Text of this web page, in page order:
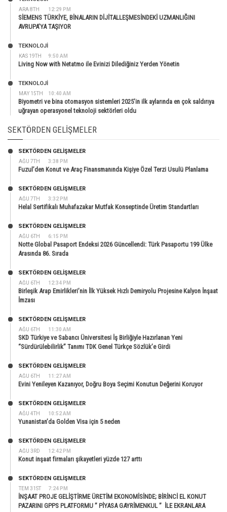
ARA 8TH 12:29 PM
SİEMENS TÜRKİYE, BİNALARIN DİJİTALLEŞMESİNDEKİ UZMANLIĞINI
AVRUPA’YA TAŞIYOR
KAS 19TH 9:50 AM
TEKNOLOJİ
Living Now with Netatmo ile Evinizi Dilediğiniz Yerden Yönetin
MAY 15TH 10:40 AM
TEKNOLOJİ
Biyometri ve bina otomasyon sistemleri 2025’in ilk aylarında en çok saldırıya
uğrayan operasyonel teknoloji sektörleri oldu
SEKTÖRDEN GELIŞMELER
AĞU 7TH 3:38 PM
SEKTÖRDEN GELIŞMELER
Fuzul’den Konut ve Araç Finansmanında Kişiye Özel Terzi Usulü Planlama
AĞU 7TH 3:32 PM
SEKTÖRDEN GELIŞMELER
Helal Sertifikalı Muhafazakar Mutfak Konseptinde Üretim Standartları
AĞU 6TH 6:15 PM
SEKTÖRDEN GELIŞMELER
Notte Global Pasaport Endeksi 2026 Güncellendi: Türk Pasaportu 199 Ülke
Arasında 86. Sırada
AĞU 6TH 12:34 PM
SEKTÖRDEN GELIŞMELER
Birleşik Arap Emirlikleri’nin İlk Yüksek Hızlı Demiryolu Projesine Kalyon İnşaat
İmzası
AĞU 6TH 11:30 AM
SEKTÖRDEN GELIŞMELER
SKD Türkiye ve Sabancı Üniversitesi İş Birliğiyle Hazırlanan Yeni
“Sürdürülebilirlik” Tanımı TDK Genel Türkçe Sözlük’e Girdi
AĞU 6TH 11:27 AM
SEKTÖRDEN GELIŞMELER
Evini Yenileyen Kazanıyor, Doğru Boya Seçimi Konutun Değerini Koruyor
AĞU 4TH 10:52 AM
SEKTÖRDEN GELIŞMELER
Yunanistan’da Golden Visa için 5 neden
AĞU 3RD 12:42 PM
SEKTÖRDEN GELIŞMELER
Konut inşaat firmaları şikayetleri yüzde 127 arttı
TEM 31ST 7:24 PM
SEKTÖRDEN GELIŞMELER
İNŞAAT PROJE GELİŞTİRME ÜRETİM EKONOMİSİNDE; BİRİNCİ EL KONUT
PAZARINI GPPS PLATFORMU ” PİYASA GAYRİMENKUL ” İLE EKRANLARA